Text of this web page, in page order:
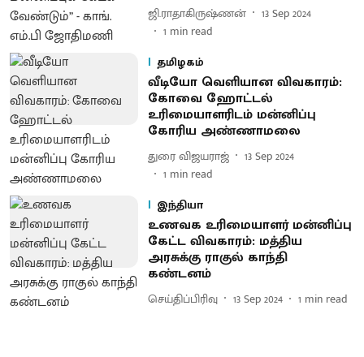
ஜி.ராதாகிருஷ்ணன்
13 Sep 2024
1 min read
தமிழகம்
வீடியோ வெளியான விவகாரம்:
கோவை ஹோட்டல்
உரிமையாளரிடம் மன்னிப்பு
கோரிய அண்ணாமலை
துரை விஜயராஜ்
13 Sep 2024
1 min read
இந்தியா
உணவக உரிமையாளர் மன்னிப்பு
கேட்ட விவகாரம்: மத்திய
அரசுக்கு ராகுல் காந்தி
கண்டனம்
செய்திப்பிரிவு 13 Sep 2024 1 min read